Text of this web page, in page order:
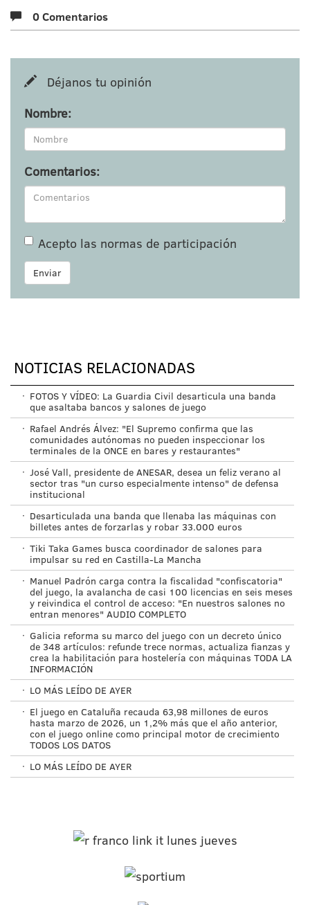
0 Comentarios
Déjanos tu opinión
Nombre:
Comentarios:
Acepto las normas de participación
Enviar
NOTICIAS RELACIONADAS
· FOTOS Y VÍDEO: La Guardia Civil desarticula una banda
que asaltaba bancos y salones de juego
· Rafael Andrés Álvez: "El Supremo confirma que las
comunidades autónomas no pueden inspeccionar los
terminales de la ONCE en bares y restaurantes"
· José Vall, presidente de ANESAR, desea un feliz verano al
sector tras "un curso especialmente intenso" de defensa
institucional
· Desarticulada una banda que llenaba las máquinas con
billetes antes de forzarlas y robar 33.000 euros
· Tiki Taka Games busca coordinador de salones para
impulsar su red en Castilla-La Mancha
· Manuel Padrón carga contra la fiscalidad "confiscatoria"
del juego, la avalancha de casi 100 licencias en seis meses
y reivindica el control de acceso: "En nuestros salones no
entran menores" AUDIO COMPLETO
· Galicia reforma su marco del juego con un decreto único
de 348 artículos: refunde trece normas, actualiza fianzas y
crea la habilitación para hostelería con máquinas TODA LA
INFORMACIÓN
· LO MÁS LEÍDO DE AYER
· El juego en Cataluña recauda 63,98 millones de euros
hasta marzo de 2026, un 1,2% más que el año anterior,
con el juego online como principal motor de crecimiento
TODOS LOS DATOS
· LO MÁS LEÍDO DE AYER